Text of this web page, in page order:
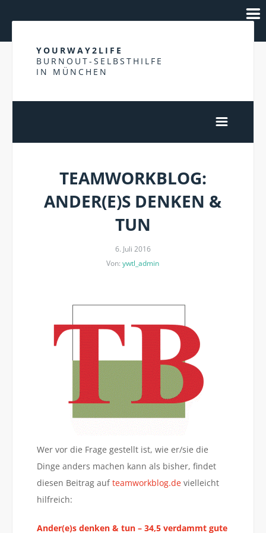
YOURWAY2LIFE
BURNOUT-SELBSTHILFE
IN MÜNCHEN
TEAMWORKBLOG:
ANDER(E)S DENKEN &
TUN
6. Juli 2016
Von:ywtl_admin
Wer vor die Frage gestellt ist, wie er/sie die
Dinge anders machen kann als bisher, findet
diesen Beitrag aufteamworkblog.de vielleicht
hilfreich:
Ander(e)s denken & tun – 34,5 verdammt gute